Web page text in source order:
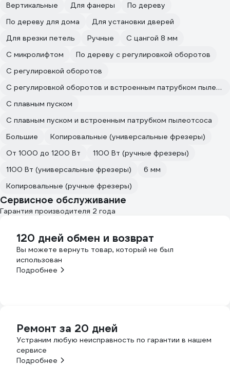
Вертикальные
Для фанеры
По дереву
По дереву для дома
Для установки дверей
Для врезки петель
Ручные
С цангой 8 мм
С микролифтом
По дереву с регулировкой оборотов
С регулировкой оборотов
С регулировкой оборотов и встроенным патрубком пылеотсоса
С плавным пуском
С плавным пуском и встроенным патрубком пылеотсоса
Большие
Копировальные (универсальные фрезеры)
От 1000 до 1200 Вт
1100 Вт (ручные фрезеры)
1100 Вт (универсальные фрезеры)
6 мм
Копировальные (ручные фрезеры)
Сервисное обслуживание
Гарантия производителя 2 года
120 дней обмен и возврат
Вы можете вернуть товар, который не был
использован
Подробнее
Ремонт за 20 дней
Устраним любую неисправность по гарантии в нашем
сервисе
Подробнее